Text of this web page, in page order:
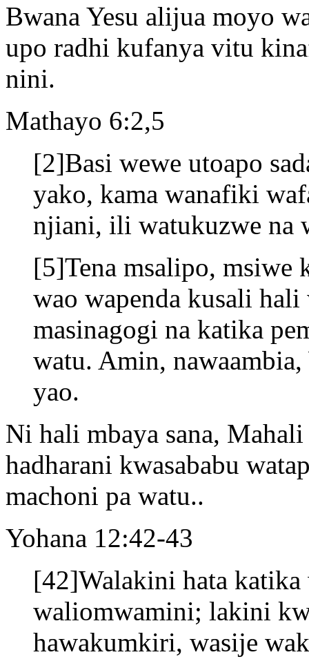
Bwana Yesu alijua moyo
upo radhi kufanya vitu
nini.
Mathayo 6:2,5
[2]Basi wewe utoapo
yako, kama wanafiki
njiani, ili watukuzwe
[5]Tena msalipo, msiwe
wao wapenda kusali
masinagogi na katika
watu. Amin,
yao.
Ni hali mbaya sana,
hadharani kwasababu
machoni pa watu..
Yohana 12:42-43
[42]Walakini hata
waliomwamini; lakini
hawakumkiri, wasije